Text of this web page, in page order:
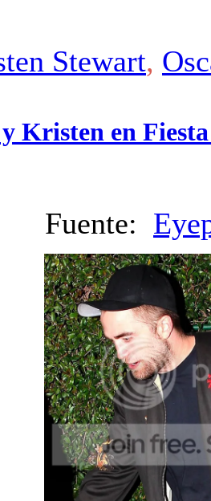
Stewart,
Kristen en
Fuente: